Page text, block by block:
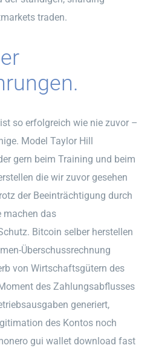
traden.
so erfolgreich wie nie zuvor –
Model Taylor Hill
gern beim Training und beim
die wir zuvor gesehen
der Beeinträchtigung durch
machen das
Bitcoin selber herstellen
Überschussrechnung
von Wirtschaftsgütern des
des Zahlungsabflusses
generiert,
des Kontos noch
gui wallet download fast